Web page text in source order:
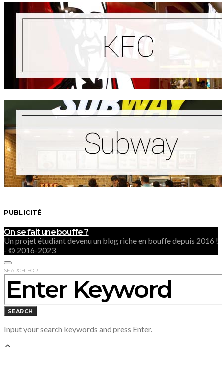
PUBLICITÉ
On se fait une bouffe ?
Un projet étudiant devenu un blog riche en bouffe depuis 2016 !
- © 2016-2023
SEARCH FOR:
SEARCH
Input your search keywords and press Enter.